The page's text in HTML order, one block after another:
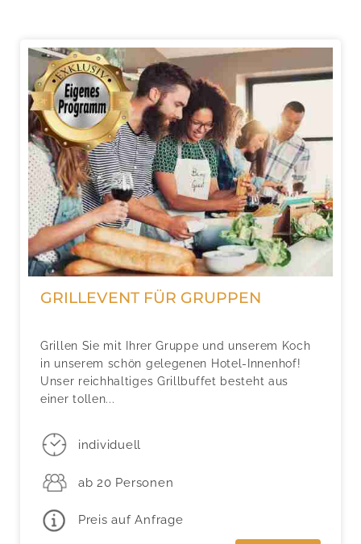
GRILLEVENT FÜR GRUPPEN
Grillen Sie mit Ihrer Gruppe und unserem Koch
in unserem schön gelegenen Hotel-Innenhof!
Unser reichhaltiges Grillbuffet besteht aus
einer tollen...
individuell
ab 20 Personen
Preis auf Anfrage